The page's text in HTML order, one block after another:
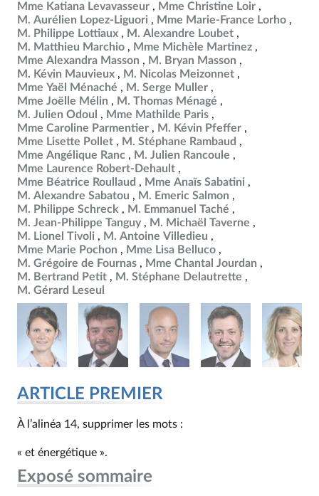
Mme Katiana Levavasseur
Mme Christine Loir
M. Aurélien Lopez-Liguori
Mme Marie-France Lorho
M. Philippe Lottiaux
M. Alexandre Loubet
M. Matthieu Marchio
Mme Michèle Martinez
Mme Alexandra Masson
M. Bryan Masson
M. Kévin Mauvieux
M. Nicolas Meizonnet
Mme Yaël Ménaché
M. Serge Muller
Mme Joëlle Mélin
M. Thomas Ménagé
M. Julien Odoul
Mme Mathilde Paris
Mme Caroline Parmentier
M. Kévin Pfeffer
Mme Lisette Pollet
M. Stéphane Rambaud
Mme Angélique Ranc
M. Julien Rancoule
Mme Laurence Robert-Dehault
Mme Béatrice Roullaud
Mme Anaïs Sabatini
M. Alexandre Sabatou
M. Emeric Salmon
M. Philippe Schreck
M. Emmanuel Taché
M. Jean-Philippe Tanguy
M. Michaël Taverne
M. Lionel Tivoli
M. Antoine Villedieu
Mme Marie Pochon
Mme Lisa Belluco
M. Grégoire de Fournas
Mme Chantal Jourdan
M. Bertrand Petit
M. Stéphane Delautrette
M. Gérard Leseul
ARTICLE PREMIER
À l’alinéa 14, supprimer les mots :
« et énergétique ».
Exposé sommaire